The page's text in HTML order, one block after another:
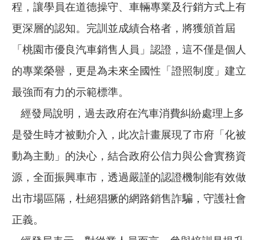
程，讓學員在道德操守、車輛專業及行銷方式上有
更深層的認知。完訓並成績合格者，將獲頒首屆
「桃園市優良汽車銷售人員」認證，這不僅是個人
的專業榮譽，更是為未來全國性「證照制度」建立
最強而有力的示範標準。
經發局說明，過去政府在汽車消費糾紛處理上多
是發生時才被動介入，此次計畫展現了市府「化被
動為主動」的決心，結合政府公信力與公會實務資
源，全面振興車市，透過嚴謹的認證機制能有效做
出市場區隔，杜絕猖獗的網路銷售詐騙，守護社會
正義。